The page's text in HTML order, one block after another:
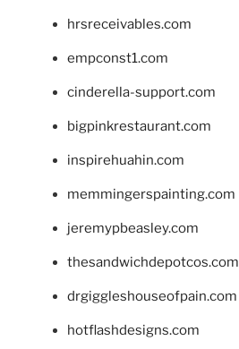
hrsreceivables.com
empconst1.com
cinderella-support.com
bigpinkrestaurant.com
inspirehuahin.com
memmingerspainting.com
jeremypbeasley.com
thesandwichdepotcos.com
drgiggleshouseofpain.com
hotflashdesigns.com